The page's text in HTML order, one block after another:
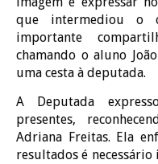
que intermediou o
importante
chamando o aluno
uma cesta à deputada.
A Deputada
presentes,
Adriana Freitas. Ela
resultados é necessário